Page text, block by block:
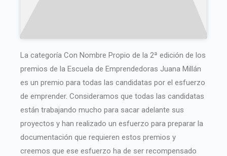
La categoría Con Nombre Propio de la 2ª edición de los
premios de la Escuela de Emprendedoras Juana Millán
es un premio para todas las candidatas por el esfuerzo
de emprender. Consideramos que todas las candidatas
están trabajando mucho para sacar adelante sus
proyectos y han realizado un esfuerzo para preparar la
documentación que requieren estos premios y
creemos que ese esfuerzo ha de ser recompensado